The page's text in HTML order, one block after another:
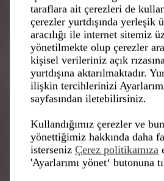
Ses
Bir yolculuk sırasında, ses,
yapmasına olanak sağlar, iç
görünüm kazandırır. Aynı
mekanlarının akustik kalitesini de
veya bir bütünlük kazandırmak
Yüksek kaliteli sistem
aşırı fiyatlandırılmasına son
kazancı sağlamak için
Manifestoda ortaya konan
taraflara ait çerezleri de
çerezler yurtdışında yerleşik
aracılığı ile internet sitemiz
yönetilmekte olup çerezler
kişisel verileriniz açık
yurtdışına aktarılmaktadır.
ilişkin tercihlerinizi
sayfasından iletebilirsiniz.
Kullandığımız çerezler ve
yönettiğimiz hakkında daha
isterseniz Çerez politikamıza
'Ayarlarımı yönet‘ butonuna